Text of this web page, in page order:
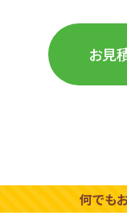
何でも